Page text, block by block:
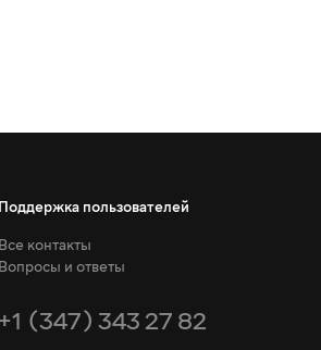
Поддержка пользователей
Все контакты
Вопросы и ответы
+1 (347) 343 27 82